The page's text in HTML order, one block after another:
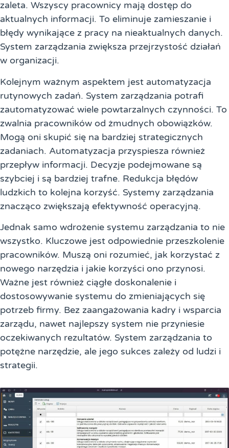
zaleta. Wszyscy pracownicy mają dostęp do
aktualnych informacji. To eliminuje zamieszanie i
błędy wynikające z pracy na nieaktualnych danych.
System zarządzania zwiększa przejrzystość działań
w organizacji.
Kolejnym ważnym aspektem jest automatyzacja
rutynowych zadań. System zarządzania potrafi
zautomatyzować wiele powtarzalnych czynności. To
zwalnia pracowników od żmudnych obowiązków.
Mogą oni skupić się na bardziej strategicznych
zadaniach. Automatyzacja przyspiesza również
przepływ informacji. Decyzje podejmowane są
szybciej i są bardziej trafne. Redukcja błędów
ludzkich to kolejna korzyść. Systemy zarządzania
znacząco zwiększają efektywność operacyjną.
Jednak samo wdrożenie systemu zarządzania to nie
wszystko. Kluczowe jest odpowiednie przeszkolenie
pracowników. Muszą oni rozumieć, jak korzystać z
nowego narzędzia i jakie korzyści ono przynosi.
Ważne jest również ciągłe doskonalenie i
dostosowywanie systemu do zmieniających się
potrzeb firmy. Bez zaangażowania kadry i wsparcia
zarządu, nawet najlepszy system nie przyniesie
oczekiwanych rezultatów. System zarządzania to
potężne narzędzie, ale jego sukces zależy od ludzi i
strategii.